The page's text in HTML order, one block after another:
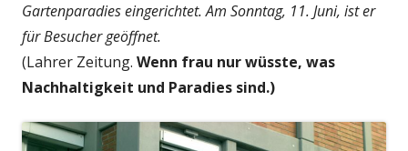
Gartenparadies eingerichtet. Am Sonntag, 11. Juni, ist er
für Besucher geöffnet.
(Lahrer Zeitung. Wenn frau nur wüsste, was
Nachhaltigkeit und Paradies sind.)